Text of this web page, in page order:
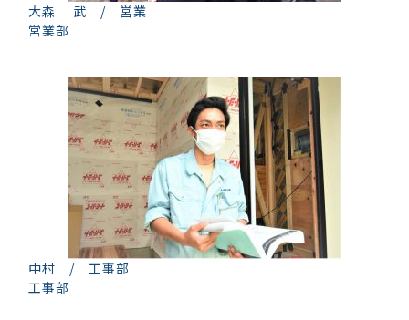
大森 武 / 営業
営業部
中村 / 工事部
工事部